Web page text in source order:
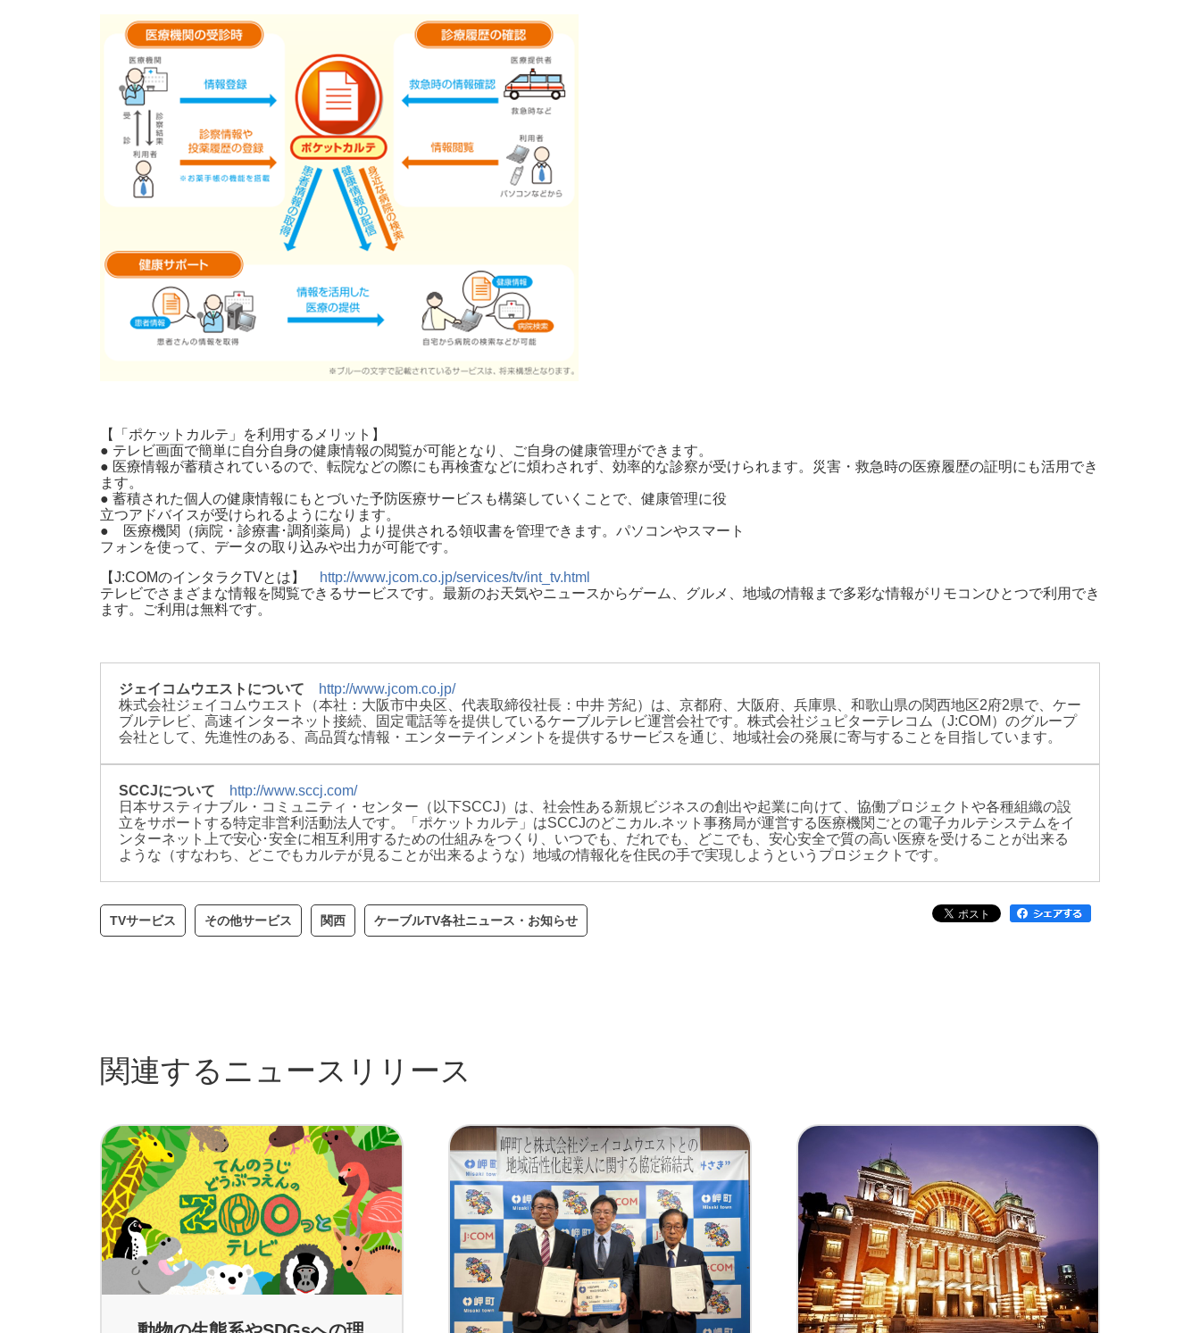
【「ポケットカルテ」を利用するメリット】
● テレビ画面で簡単に自分自身の健康情報の閲覧が可能となり、ご自身の健康管理ができます。
● 医療情報が蓄積されているので、転院などの際にも再検査などに煩わされず、効率的な診察が受けられます。災害・救急時の医療履歴の証明にも活用でき
ます。
● 蓄積された個人の健康情報にもとづいた予防医療サービスも構築していくことで、健康管理に役
立つアドバイスが受けられるようになります。
● 医療機関（病院・診療書･調剤薬局）より提供される領収書を管理できます。パソコンやスマート
フォンを使って、データの取り込みや出力が可能です。
【J:COMのインタラクTVとは】
http://www.jcom.co.jp/services/tv/int_tv.html
テレビでさまざまな情報を閲覧できるサービスです。最新のお天気やニュースからゲーム、グルメ、地域の情報まで多彩な情報がリモコンひとつで利用でき
ます。ご利用は無料です。
ジェイコムウエストについて
http://www.jcom.co.jp/
株式会社ジェイコムウエスト（本社：大阪市中央区、代表取締役社長：中井 芳紀）は、京都府、大阪府、兵庫県、和歌山県の関西地区2府2県で、ケー
ブルテレビ、高速インターネット接続、固定電話等を提供しているケーブルテレビ運営会社です。株式会社ジュピターテレコム（J:COM）のグループ
会社として、先進性のある、高品質な情報・エンターテインメントを提供するサービスを通じ、地域社会の発展に寄与することを目指しています。
SCCJについて
http://www.sccj.com/
日本サスティナブル・コミュニティ・センター（以下SCCJ）は、社会性ある新規ビジネスの創出や起業に向けて、協働プロジェクトや各種組織の設
立をサポートする特定非営利活動法人です。「ポケットカルテ」はSCCJのどこカル.ネット事務局が運営する医療機関ごとの電子カルテシステムをイ
ンターネット上で安心･安全に相互利用するための仕組みをつくり、いつでも、だれでも、どこでも、安心安全で質の高い医療を受けることが出来る
ような（すなわち、どこでもカルテが見ることが出来るような）地域の情報化を住民の手で実現しようというプロジェクトです。
TVサービス その他サービス 関西 ケーブルTV各社ニュース・お知らせ
関連するニュースリリース